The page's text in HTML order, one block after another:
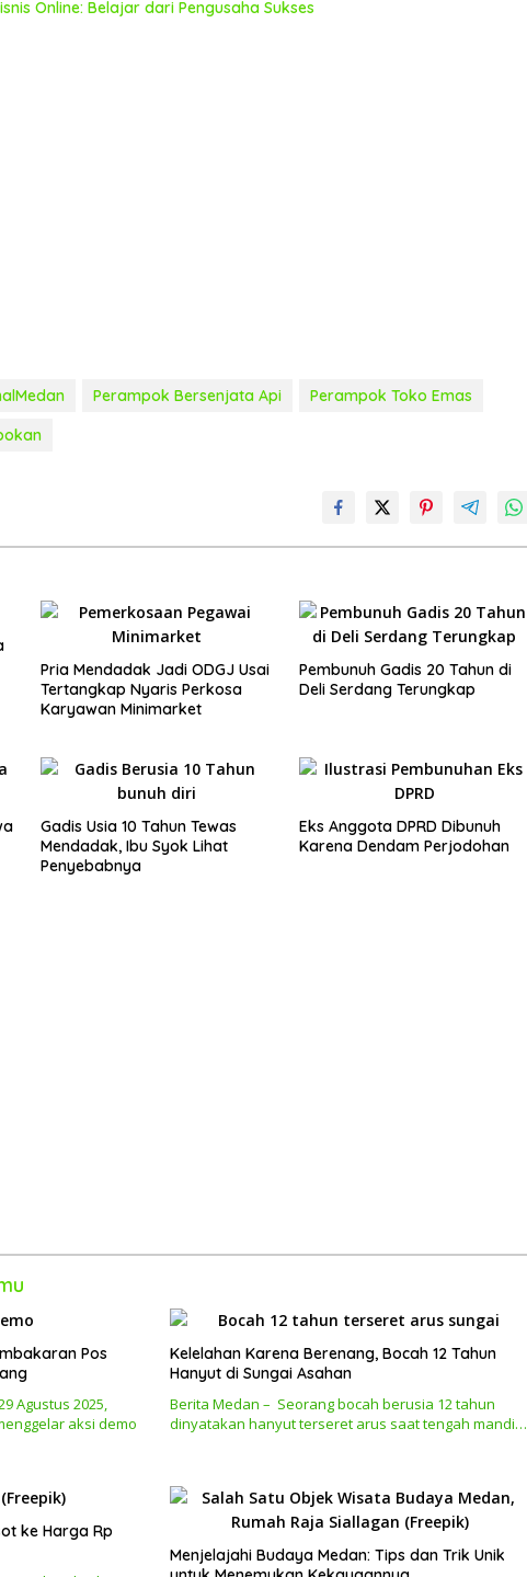
Online: Belajar dari Pengusaha Sukses
Perampok Bersenjata Api
Perampok Toko Emas
Pria Mendadak Jadi ODGJ Usai
Tertangkap Nyaris Perkosa
Karyawan Minimarket
Pembunuh Gadis 20 Tahun di
Deli Serdang Terungkap
Gadis Usia 10 Tahun Tewas
Mendadak, Ibu Syok Lihat
Penyebabnya
Eks Anggota DPRD Dibunuh
Karena Dendam Perjodohan
Pos
Agustus 2025,
aksi demo
Kelelahan Karena Berenang, Bocah 12 Tahun
Hanyut di Sungai Asahan
Berita Medan – Seorang bocah berusia 12 tahun
dinyatakan hanyut terseret arus saat tengah mandi…
ke Harga Rp
Menjelajahi Budaya Medan: Tips dan Trik Unik